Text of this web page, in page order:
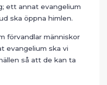
ett annat evangelium
ska öppna himlen.
förvandlar människor
evangelium ska vi
så att de kan ta